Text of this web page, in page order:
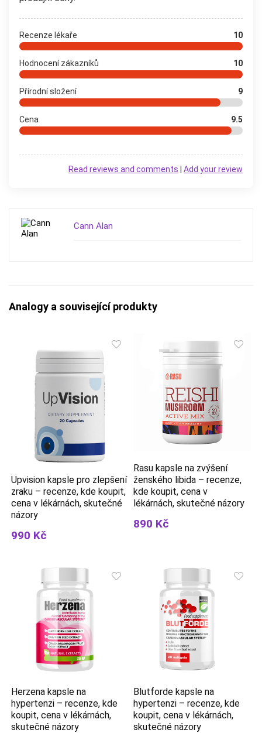
Recenze lékaře 10
Hodnocení zákazníků 10
Přírodní složení 9
Cena 9.5
Add your review
Read reviews and comments
Cann Alan
Analogy a související produkty
Upvision kapsle pro zlepšení
zraku – recenze, kde koupit,
cena v lékárnách, skutečné
názory
990 Kč
Rasu kapsle na zvýšení
ženského libida – recenze,
kde koupit, cena v
lékárnách, skutečné názory
890 Kč
Herzena kapsle na
hypertenzi – recenze, kde
koupit, cena v lékárnách,
skutečné názory
Blutforde kapsle na
hypertenzi – recenze, kde
koupit, cena v lékárnách,
skutečné názory